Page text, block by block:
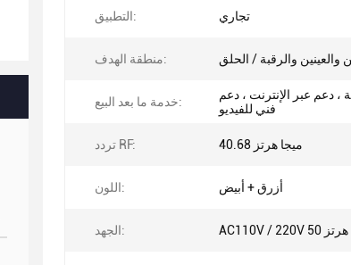
التطبيق: تجاري
منطقة الهدف: والعينين والرقبة / الحلق
خدمة ما بعد البيع:
، دعم عبر الإنترنت ، دعم
فني للفيديو
تردد RF: 40.68 ميجا هرتز
اللون: أزرق + أبيض
الجهد: